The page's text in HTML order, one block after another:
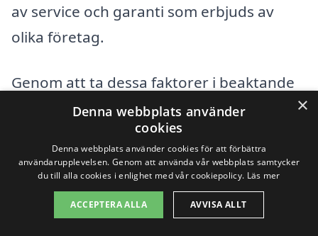
av service och garanti som erbjuds av
olika företag.
Genom att ta dessa faktorer i beaktande
kan du göra ett informerat val när det
gäller dränering i Velanda, vilket inte bara
sparar pengar, utan också säkerställer ett
hållbart och effektivt resultat för ditt hem.
×
Denna webbplats använder
cookies
Denna webbplats använder cookies för att förbättra
användarupplevelsen. Genom att använda vår webbplats samtycker
du till alla cookies i enlighet med vår cookiepolicy. Läs mer
ACCEPTERA ALLA AVVISA ALLT